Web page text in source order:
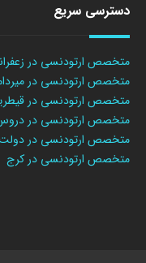
دسترسی سریع
متخصص ارتودنسی در
متخصص ارتودنسی در
متخصص ارتودنسی در
متخصص ارتودنسی در
متخصص ارتودنسی در
متخصص ارتودنسی در کرج